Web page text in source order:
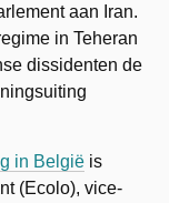
aan Iran.
in Teheran
dissidenten de
in België is
(Ecolo), vice-